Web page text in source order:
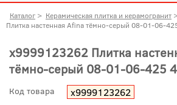
Каталог > Керамическая плитка и керамогранит
Плитка настенная Afina тёмно-серый 08-01-06-
х9999123262 Плитка
тёмно-серый 08-01-06-425
Код товара х9999123262